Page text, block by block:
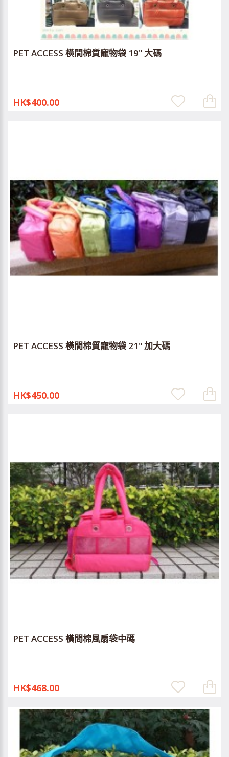
PET ACCESS 橫間棉質寵物袋 19" 大碼
HK$400.00
PET ACCESS 橫間棉質寵物袋 21" 加大碼
HK$450.00
PET ACCESS 橫間棉風扇袋中碼
HK$468.00